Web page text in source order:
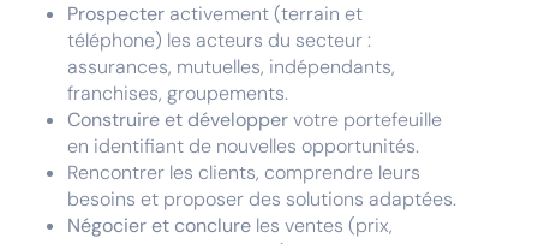
Prospecter activement (terrain et
téléphone) les acteurs du secteur :
assurances, mutuelles, indépendants,
franchises, groupements.
Construire et développervotre portefeuille
en identifiant de nouvelles opportunités.
Rencontrer les clients, comprendre leurs
besoins et proposer des solutions adaptées.
Négocier et conclure les ventes (prix,